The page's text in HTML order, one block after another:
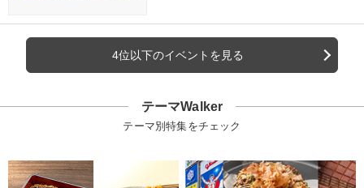
4位以下のイベントを見る
テーマWalker
テーマ別特集をチェック